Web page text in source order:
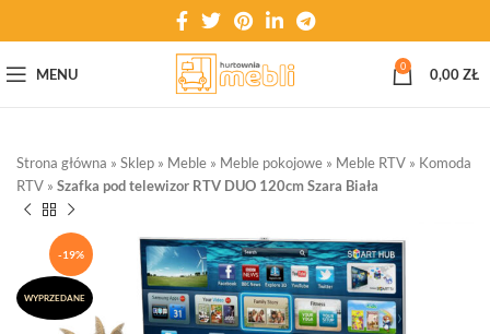
MENU 0 0,00ZŁ
Strona główna » Sklep » Meble » Meble pokojowe » Meble RTV » Komoda
RTV » Szafka pod telewizor RTV DUO 120cm Szara Biała
-19%
WYPRZEDANE